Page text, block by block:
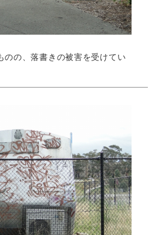
のの、落書きの被害を受けてい